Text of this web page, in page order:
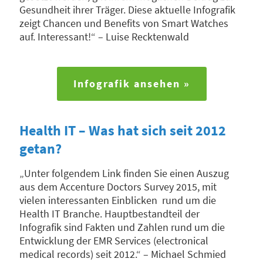
Gesundheit ihrer Träger. Diese aktuelle Infografik
zeigt Chancen und Benefits von Smart Watches
auf. Interessant!“ – Luise Recktenwald
Infografik ansehen »
Health IT – Was hat sich seit 2012
getan?
„Unter folgendem Link finden Sie einen Auszug
aus dem Accenture Doctors Survey 2015, mit
vielen interessanten Einblicken rund um die
Health IT Branche. Hauptbestandteil der
Infografik sind Fakten und Zahlen rund um die
Entwicklung der EMR Services (electronical
medical records) seit 2012.“ – Michael Schmied